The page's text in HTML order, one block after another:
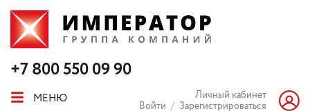
+7 800 550 09 90
МЕНЮ
Личный кабинет
Войти / Зарегистрироваться